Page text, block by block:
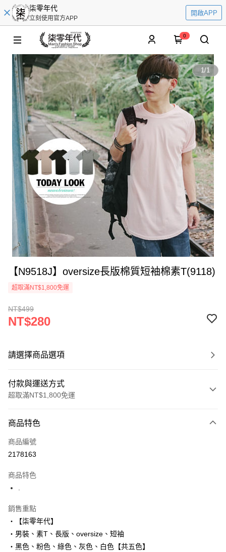
柒零年代
立刻使用官方APP
開啟APP
0
1/1
【N9518J】oversize長版棉質短袖棉素T(9118)
超取滿NT$1,800免運
NT$499
NT$280
請選擇商品選項
付款與運送方式
超取滿NT$1,800免運
信用卡一次付款
超商取貨付款
街口支付
悠遊付
Google Pay
商品特色
商品編號
2178163
商品特色
銷售重點
‧【柒零年代】
‧男裝、素T、長版、oversize、短袖
‧黑色、粉色、綠色、灰色、白色【共五色】